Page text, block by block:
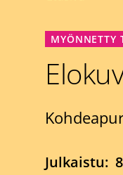
MYÖNNETTY
Julkaistu